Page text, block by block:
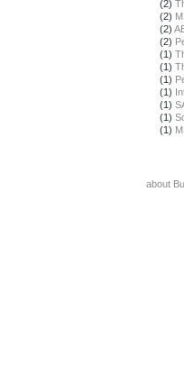
(2)
(2)
(2)
(2)
(1)
(1)
(1)
(1)
(1)
(1)
(1)
about